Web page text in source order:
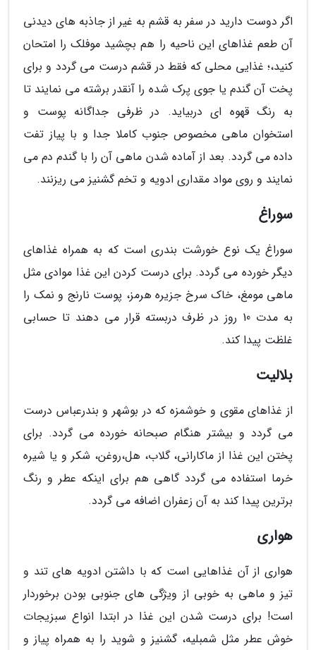
اگر دوست دارید در سفر به قشم به غیر از جاذبه های دیدنی
آن طعم غذاهای این ناحیه را هم بچشید موفلک را امتحان
کنید،؛ غذایی محلی که فقط در قشم درست می گردد و برای
پخت آن گندم یا جوی پرک شده را آنقدر برشته می نمایند تا
به رنگ قهوه ای دربیاید. در ظرفی جداگانه پوست و
استخوان ماهی مخصوص جنوب کاملا جدا و با پیاز تفت
داده می گردد. بعد از آماده شدن ماهی آن را با گندم دم می
نمایند و روی مواد مقداری ادویه و تخم گشنیز می ریزنند.
سوراغ
سوراغ یک نوع خورشت بندری است که به همراه غذاهای
دیگر خورده می گردد. برای درست کردن این غذا موادی مثل
ماهی مومغ، خاک سرخ جزیره هرمز، پوست نارنج و نمک را
به مدت 10 روز در ظرف دربسته قرار می دهند تا حسابی
غلظت پیدا کند.
بلالیت
از غذاهای مقوی و خوشمزه که در بوشهر و بندرعباس درست
می گردد و بیشتر هنگام صبحانه خورده می گردد. برای
پختن این غذا از ماکارانی، گلاب، هل،روغن، شکر و یا شیره
خرما استفاده می گردد گاهی هم برای اینکه عطر و رنگ
برترین پیدا کند به آن زعفران اضافه می گردد.
هوارى
هواری از آن غذاهایی است که با داشتن ادویه های تند و
تیز و ماهی به خوبی از ویژگی های جنوبی بودن برخوردار
است! برای درست شدن این غذا در ابتدا انواع سبزیجات
خوش عطر مثل شمبلیه، گشنیز و شوید را به همراه پیاز و